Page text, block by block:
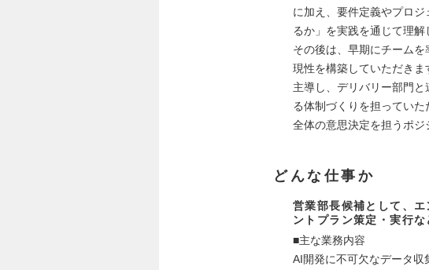
に加え、要件定義やプロ
るか」を実践を通じて理解
その後は、早期にチーム
現性を構築していただき
主導し、デリバリー部門
る体制づくりを担ってい
全体の意思決定を担うポジ
どんな仕事か
営業部長候補として、
ントプラン策定・実行
■主な業務内容
AI開発に不可欠なデータ